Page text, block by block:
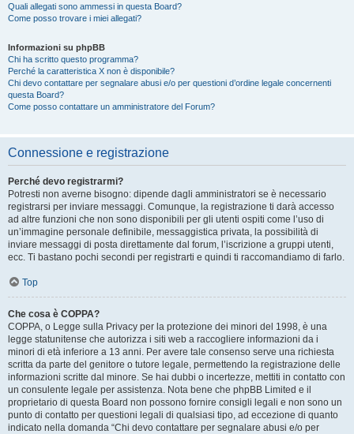
Quali allegati sono ammessi in questa Board?
Come posso trovare i miei allegati?
Informazioni su phpBB
Chi ha scritto questo programma?
Perché la caratteristica X non è disponibile?
Chi devo contattare per segnalare abusi e/o per questioni d’ordine legale concernenti
questa Board?
Come posso contattare un amministratore del Forum?
Connessione e registrazione
Perché devo registrarmi?
Potresti non averne bisogno: dipende dagli amministratori se è necessario
registrarsi per inviare messaggi. Comunque, la registrazione ti darà accesso
ad altre funzioni che non sono disponibili per gli utenti ospiti come l’uso di
un’immagine personale definibile, messaggistica privata, la possibilità di
inviare messaggi di posta direttamente dal forum, l’iscrizione a gruppi utenti,
ecc. Ti bastano pochi secondi per registrarti e quindi ti raccomandiamo di farlo.
Top
Che cosa è COPPA?
COPPA, o Legge sulla Privacy per la protezione dei minori del 1998, è una
legge statunitense che autorizza i siti web a raccogliere informazioni da i
minori di età inferiore a 13 anni. Per avere tale consenso serve una richiesta
scritta da parte del genitore o tutore legale, permettendo la registrazione delle
informazioni scritte dal minore. Se hai dubbi o incertezze, mettiti in contatto con
un consulente legale per assistenza. Nota bene che phpBB Limited e il
proprietario di questa Board non possono fornire consigli legali e non sono un
punto di contatto per questioni legali di qualsiasi tipo, ad eccezione di quanto
indicato nella domanda “Chi devo contattare per segnalare abusi e/o per